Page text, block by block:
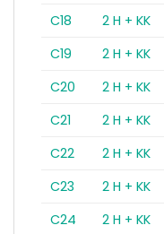
C18
2 H + KK
C19
2 H + KK
C20
2 H + KK
C21
2 H + KK
C22
2 H + KK
C23
2 H + KK
C24
2 H + KK